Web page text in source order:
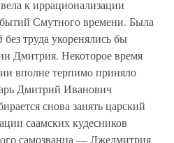
к иррационализации
Смутного времени. Была
труда укоренялись бы
Дмитрия. Некоторое время
вполне терпимо приняло
Дмитрий Иванович
снова занять царский
саамских кудесников
самозванца — Лжедмитрия